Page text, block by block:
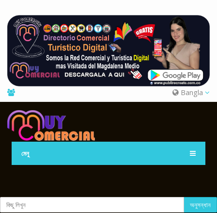
Bangla
মেনু
অনুসন্ধান